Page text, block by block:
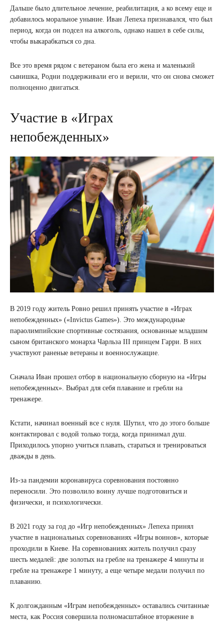
Дальше было длительное лечение, реабилитация, а ко всему еще и
добавилось моральное уныние. Иван Лепеха признавался, что был
период, когда он подсел на алкоголь, однако нашел в себе силы,
чтобы выкарабкаться со дна.
Все это время рядом с ветераном была его жена и маленький
сынишка, Родни поддерживали его и верили, что он снова сможет
полноценно двигаться.
Участие в «Играх
непобежденных»
В 2019 году житель Ровно решил принять участие в «Играх
непобежденных» («Invictus Games»). Это международные
параолимпийские спортивные состязания, основанные младшим
сыном британского монарха Чарльза III принцем Гарри. В них
участвуют раненые ветераны и военнослужащие.
Сначала Иван прошел отбор в национальную сборную на «Игры
непобежденных». Выбрал для себя плавание и гребли на
тренажере.
Кстати, начинал военный все с нуля. Шутил, что до этого больше
контактировал с водой только тогда, когда принимал душ.
Приходилось упорно учиться плавать, стараться и тренироваться
дважды в день.
Из-за пандемии коронавируса соревнования постоянно
переносили. Это позволило воину лучше подготовиться и
физически, и психологически.
В 2021 году за год до «Игр непобежденных» Лепеха принял
участие в национальных соревнованиях «Игры воинов», которые
проходили в Киеве. На соревнованиях житель получил сразу
шесть медалей: две золотых на гребле на тренажере 4 минуты и
гребле на тренажере 1 минуту, а еще четыре медали получил по
плаванию.
К долгожданным «Играм непобежденных» оставались считанные
места, как Россия совершила полномасштабное вторжение в